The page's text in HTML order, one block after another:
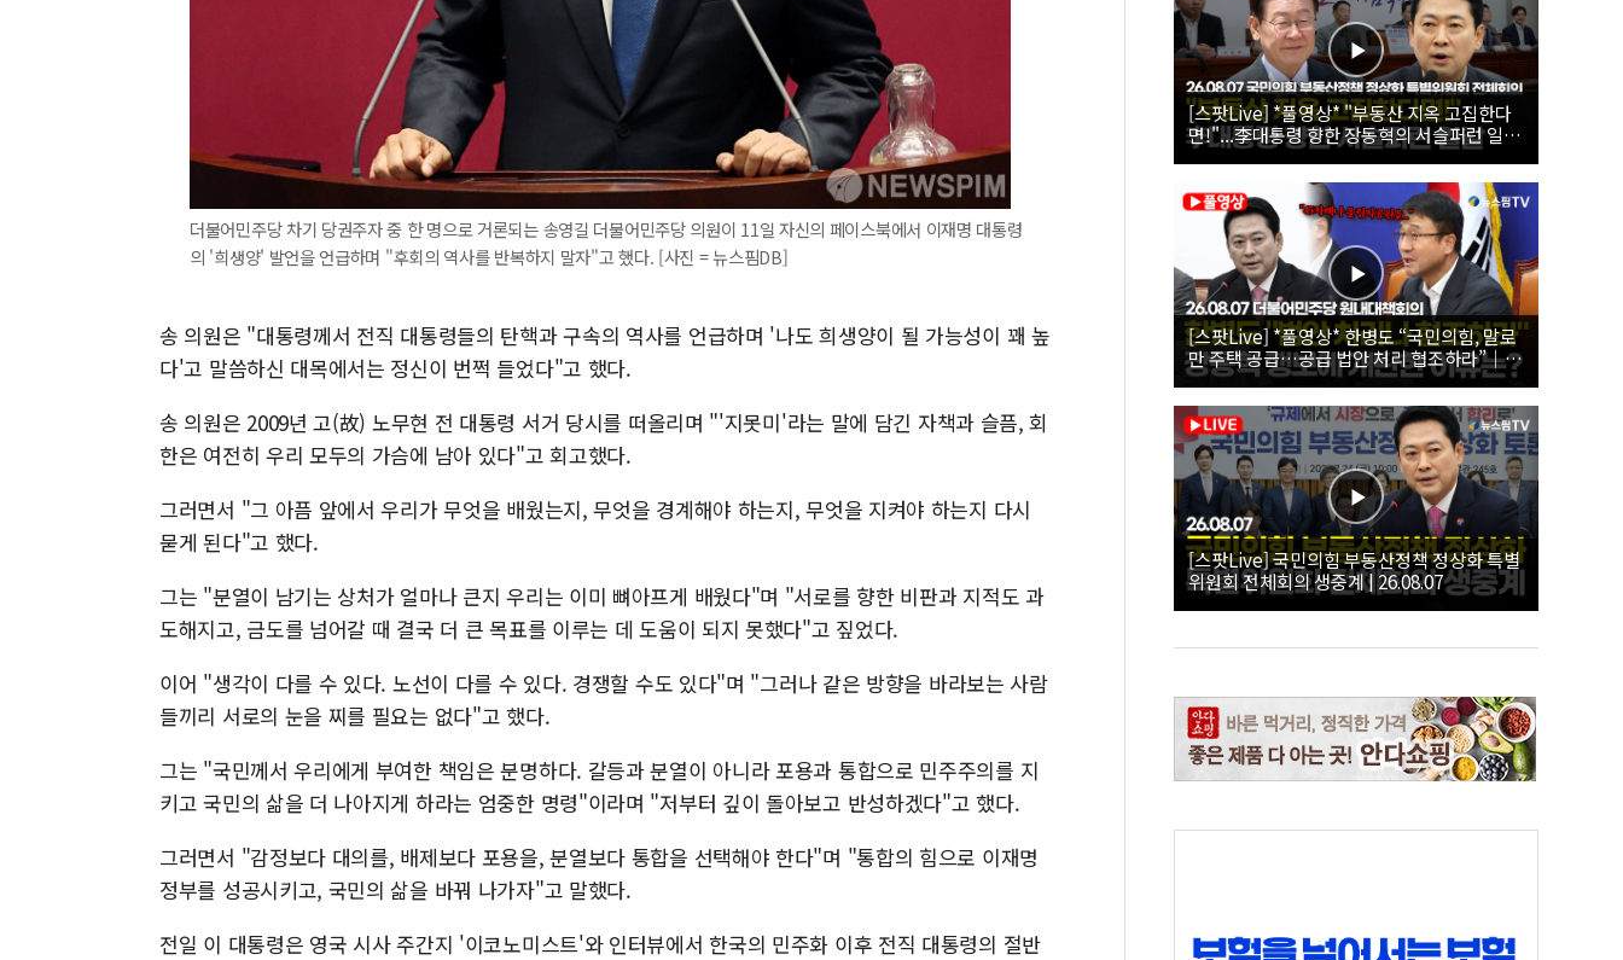
더불어민주당 차기 당권주자 중 한 명으로 거론되는 송영길 더불어민주당 의원이 11일 자신의 페이스북에서 이재명 대통령
의 '희생양' 발언을 언급하며 "후회의 역사를 반복하지 말자"고 했다. [사진 = 뉴스핌DB]
송 의원은 "대통령께서 전직 대통령들의 탄핵과 구속의 역사를 언급하며 '나도 희생양이 될 가능성이 꽤 높
다'고 말씀하신 대목에서는 정신이 번쩍 들었다"고 했다.
송 의원은 2009년 고(故) 노무현 전 대통령 서거 당시를 떠올리며 "'지못미'라는 말에 담긴 자책과 슬픔, 회
한은 여전히 우리 모두의 가슴에 남아 있다"고 회고했다.
그러면서 "그 아픔 앞에서 우리가 무엇을 배웠는지, 무엇을 경계해야 하는지, 무엇을 지켜야 하는지 다시
묻게 된다"고 했다.
그는 "분열이 남기는 상처가 얼마나 큰지 우리는 이미 뼈아프게 배웠다"며 "서로를 향한 비판과 지적도 과
도해지고, 금도를 넘어갈 때 결국 더 큰 목표를 이루는 데 도움이 되지 못했다"고 짚었다.
이어 "생각이 다를 수 있다. 노선이 다를 수 있다. 경쟁할 수도 있다"며 "그러나 같은 방향을 바라보는 사람
들끼리 서로의 눈을 찌를 필요는 없다"고 했다.
그는 "국민께서 우리에게 부여한 책임은 분명하다. 갈등과 분열이 아니라 포용과 통합으로 민주주의를 지
키고 국민의 삶을 더 나아지게 하라는 엄중한 명령"이라며 "저부터 깊이 돌아보고 반성하겠다"고 했다.
그러면서 "감정보다 대의를, 배제보다 포용을, 분열보다 통합을 선택해야 한다"며 "통합의 힘으로 이재명
정부를 성공시키고, 국민의 삶을 바꿔 나가자"고 말했다.
전일 이 대통령은 영국 시사 주간지 '이코노미스트'와 인터뷰에서 한국의 민주화 이후 전직 대통령의 절반
[스팟Live] *풀영상* "부동산 지옥 고집한다
면!"...李대통령 향한 장동혁의 서슬퍼런 일갈
| 26.08.07 국민의힘 부동산정책 정상화 특별
위원회 전체회의
[스팟Live] *풀영상* 한병도 “국민의힘, 말로
만 주택 공급…공급 법안 처리 협조하라”｜
26.08.07 더불어민주당 원내대책회의
[스팟Live] 국민의힘 부동산정책 정상화 특별
위원회 전체회의 생중계 | 26.08.07